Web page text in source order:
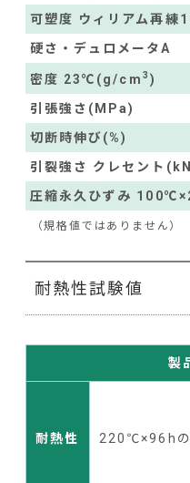
可塑度 ウィリアム再練
硬さ・デュロメータA
密度 23℃(g/cm 3 )
引張強さ(MPa)
切断時伸び(%)
引裂強さ クレセント
圧縮永久ひずみ
（規格値ではありません）
耐熱性試験値
製
耐熱性 220℃×96hの